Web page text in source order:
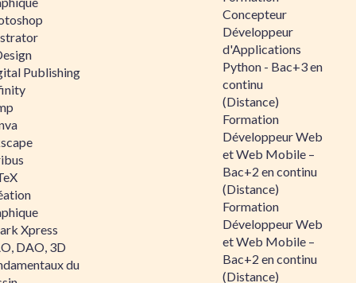
Publishing
Xpress
DAO, 3D
du
Concepteur
Développeur
d'Applications
Python - Bac+3 en
continu
(Distance)
Formation
Développeur Web
et Web Mobile –
Bac+2 en continu
(Distance)
Formation
Développeur Web
et Web Mobile –
Bac+2 en continu
(Distance)